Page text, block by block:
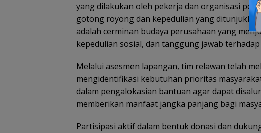
yang dilakukan oleh pekerja dan organisasi
gotong royong dan kepedulian yang
adalah cerminan budaya perusahaan yang
kepedulian sosial, dan tanggung jawab
Melalui asesmen lapangan, tim relawan telah
mengidentifikasi kebutuhan prioritas
dalam pengalokasian bantuan agar dapat
memberikan manfaat jangka panjang bagi
Partisipasi aktif dalam bentuk donasi dan